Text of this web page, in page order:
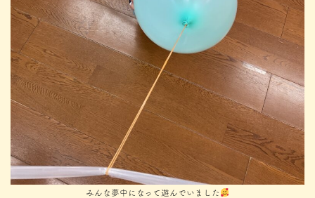
みんな夢中になって遊んでいました